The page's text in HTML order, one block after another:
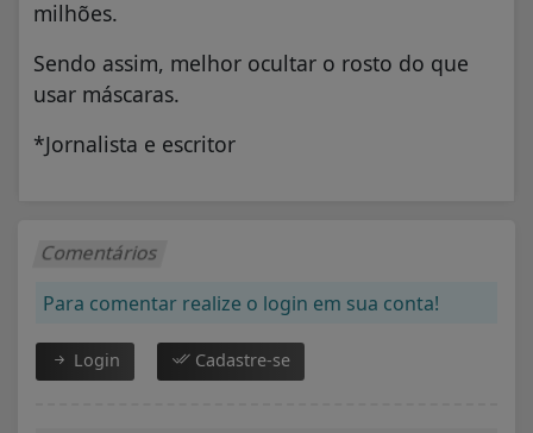
milhões.
Sendo assim, melhor ocultar o rosto do que
usar máscaras.
*Jornalista e escritor
Comentários
Para comentar realize o login em sua conta!
Login Cadastre-se